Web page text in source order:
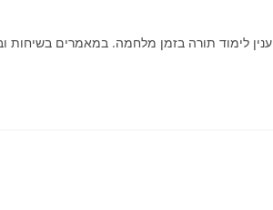
לימוד תורה בזמן מלחמה. במאמרים